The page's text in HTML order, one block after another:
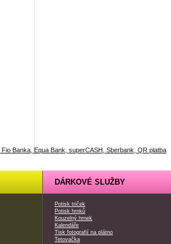
DÁRKOVÉ SLUŽBY
Potisk triček
Potisk hrnků
Kouzelný hrnek
Kalendáře
Tisk fotografií na plátno
Tetovačka